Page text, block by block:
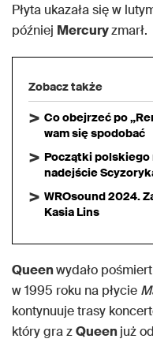
Płyta ukazała się w
później Mercuryzmarł.
Zobacz także
Co obejrzeć po
wam się spodobać
Początki polskiego
nadejście
WROsound 2024.
Kasia Lins
Queenwydało
w 1995 roku na płycie
kontynuuje trasy
który gra zQueenjuż